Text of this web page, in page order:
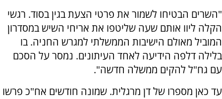
"השרים הבטיחו לשמור את פרטי הצעת בגין בסוד. רגשי
הקלה ליוו אותם שעה שליטפו את אריחי השיש במסדרון
המוביל מאולם הישיבות הממשלתי למגרש החניה. בו
בלילה דלפה הידיעה לאחד העיתונים. נמסר על הסכם
עם גח"ל להקים ממשלה חדשה".
עד כאן מספרו של דן מרגלית. שמונה חודשים אח"כ פרשו